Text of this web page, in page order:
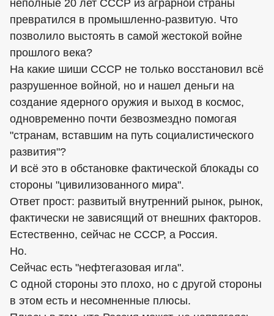
неполные 20 лет СССР из аграрной страны
превратился в промышленно-развитую. Что
позволило выстоять в самой жестокой войне
прошлого века?
На какие шиши СССР не только восстановил всё
разрушенное войной, но и нашел деньги на
создание ядерного оружия и выход в космос,
одновременно почти безвозмездно помогая
"странам, вставшим на путь социалистического
развития"?
И всё это в обстановке фактической блокады со
стороны "цивилизованного мира".
Ответ прост: развитый внутренний рынок, рынок,
фактически не зависящий от внешних факторов.
Естественно, сейчас не СССР, а Россия.
Но.
Сейчас есть "нефтегазовая игла".
С одной стороны это плохо, но с другой стороны
в этом есть и несомненные плюсы.